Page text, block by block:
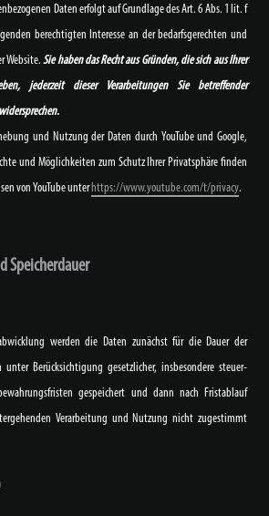
Daten erfolgt auf Grundlage des Art. 6 Abs. 1 lit. f
berechtigten Interesse an der bedarfsgerechten und
Website.Sie haben das Recht aus Gründen, die sich aus Ihrer
jederzeit dieser Verarbeitungen Sie betreffender
und Nutzung der Daten durch YouTube und Google,
und Möglichkeiten zum Schutz Ihrer Privatsphäre finden
von YouTube unterhttps://www.youtube.com/t/privacy.
Speicherdauer
werden die Daten zunächst für die Dauer der
unter Berücksichtigung gesetzlicher, insbesondere steuer-
gespeichert und dann nach Fristablauf
Verarbeitung und Nutzung nicht zugestimmt